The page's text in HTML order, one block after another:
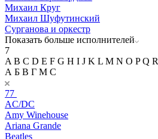
Михаил Круг
Михаил Шуфутинский
Сурганова и оркестр
Показать больше исполнителей
7
A B C D E F G H I J K L M N O P Q R
А Б В Г М С
77
AC/DC
Amy Winehouse
Ariana Grande
Beatles